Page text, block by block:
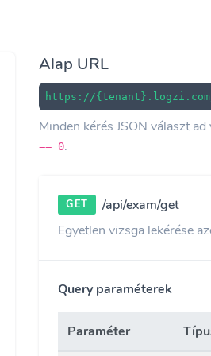
Alap URL
https://
Minden kérés JSON választ
== 0.
GET
/api/exam/get
Egyetlen vizsga lekérése
Query paraméterek
Paraméter